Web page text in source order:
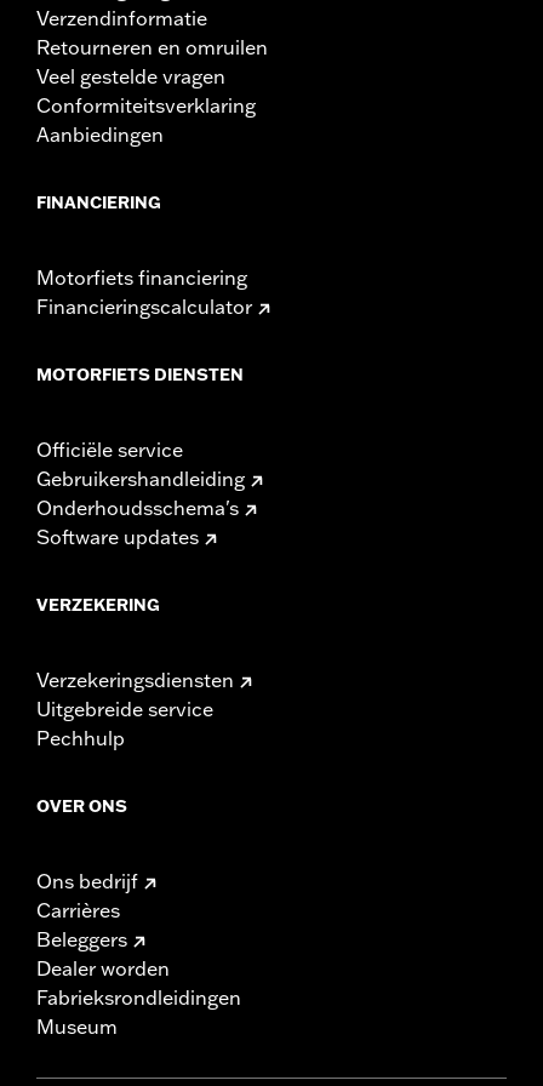
Verzendinformatie
Retourneren en omruilen
Veel gestelde vragen
Conformiteitsverklaring
Aanbiedingen
FINANCIERING
Motorfiets financiering
Financieringscalculator
MOTORFIETS DIENSTEN
Officiële service
Gebruikershandleiding
Onderhoudsschema's
Software updates
VERZEKERING
Verzekeringsdiensten
Uitgebreide service
Pechhulp
OVER ONS
Ons bedrijf
Carrières
Beleggers
Dealer worden
Fabrieksrondleidingen
Museum